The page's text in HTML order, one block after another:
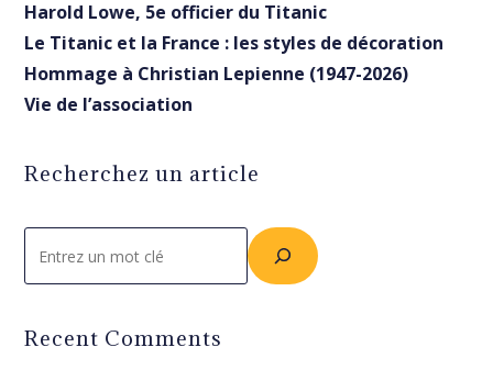
Harold Lowe, 5e officier du Titanic
Le Titanic et la France : les styles de décoration
Hommage à Christian Lepienne (1947-2026)
Vie de l’association
Recherchez un article
Recent Comments